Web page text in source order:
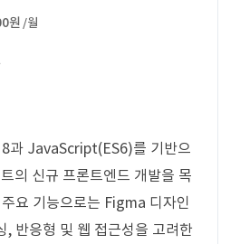
원 /월
과 JavaScript(ES6)를 기반으
의 신규 프론트엔드 개발을 목
요 기능으로는 Figma 디자인
, 반응형 및 웹 접근성을 고려한